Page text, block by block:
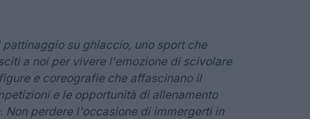
su ghiaccio, uno sport che
a noi per vivere l'emozione di scivolare
e coreografie che affascinano il
e le opportunità di allenamento
Non perdere l'occasione di immergerti in